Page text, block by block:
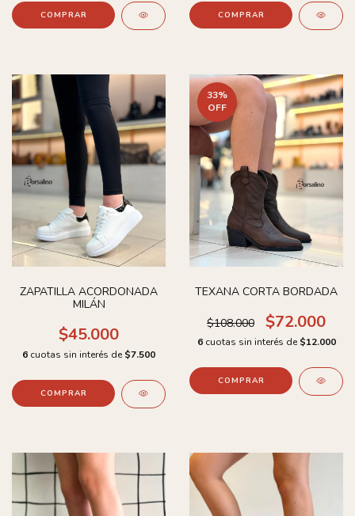
COMPRAR COMPRAR
ZAPATILLA ACORDONADA
MILÁN
$45.000
6 cuotas sin interés de $7.500
COMPRAR
33%
OFF
TEXANA CORTA BORDADA
$108.000 $72.000
6 cuotas sin interés de $12.000
COMPRAR